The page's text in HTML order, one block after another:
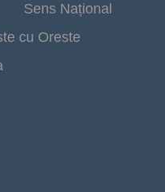
Sens Național
cu Oreste